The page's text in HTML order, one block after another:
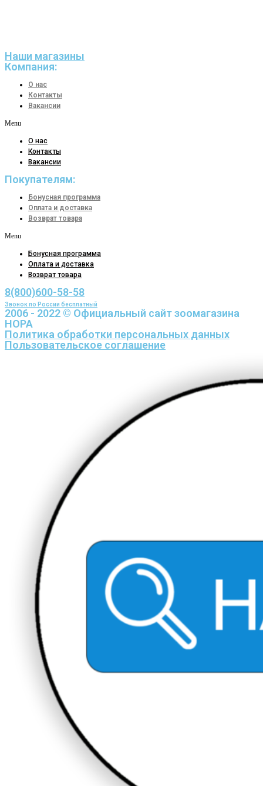
Наши магазины
Компания:
О нас
Контакты
Вакансии
Menu
О нас
Контакты
Вакансии
Покупателям:
Бонусная программа
Оплата и доставка
Возврат товара
Menu
Бонусная программа
Оплата и доставка
Возврат товара
8(800)600-58-58
Звонок по России бесплатный
2006 - 2022 © Официальный сайт зоомагазина
НОРА
Политика обработки персональных данных
Пользовательское соглашение